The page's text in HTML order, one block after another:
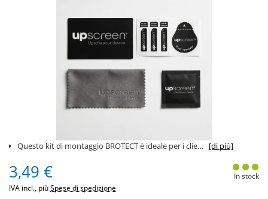
Questo kit di montaggio BROTECT è ideale per i clienti che usano i nostri protettori display [di più]
3,49 €
IVA incl., piùSpese di spedizione
In stock